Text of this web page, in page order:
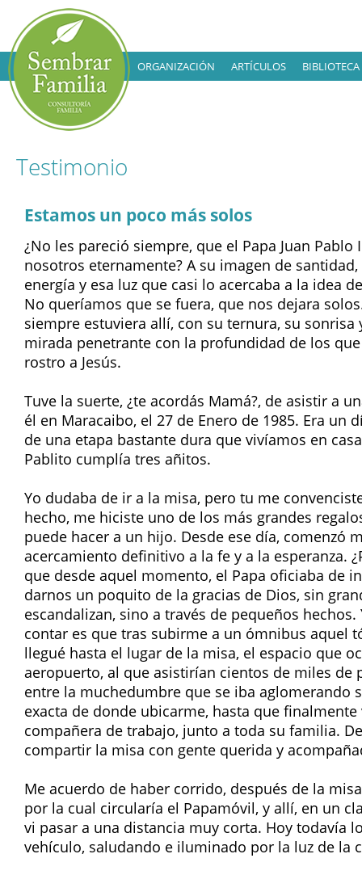
ORGANIZACIÓN ARTÍCULOS
Testimonio
Estamos un poco más solos
¿No les pareció siempre, que el Papa Juan Pablo
nosotros eternamente? A su imagen de
energía y esa luz que casi lo acercaba a la idea
No queríamos que se fuera, que nos dejara
siempre estuviera allí, con su ternura, su sonrisa
mirada penetrante con la profundidad de los
rostro a Jesús.
Tuve la suerte, ¿te acordás Mamá?, de asistir a
él en Maracaibo, el 27 de Enero de 1985. Era un
de una etapa bastante dura que vivíamos en
Pablito cumplía tres añitos.
Yo dudaba de ir a la misa, pero tu me
hecho, me hiciste uno de los más grandes
puede hacer a un hijo. Desde ese día, comenzó
acercamiento definitivo a la fe y a la esperanza.
que desde aquel momento, el Papa oficiaba de
darnos un poquito de la gracias de Dios, sin
escandalizan, sino a través de pequeños hechos.
contar es que tras subirme a un ómnibus aquel
llegué hasta el lugar de la misa, el espacio que
aeropuerto, al que asistirían cientos de miles de
entre la muchedumbre que se iba aglomerando
exacta de donde ubicarme, hasta que finalmente
compañera de trabajo, junto a toda su familia.
compartir la misa con gente querida y
Me acuerdo de haber corrido, después de la
por la cual circularía el Papamóvil, y allí, en un
vi pasar a una distancia muy corta. Hoy todavía
vehículo, saludando e iluminado por la luz de la